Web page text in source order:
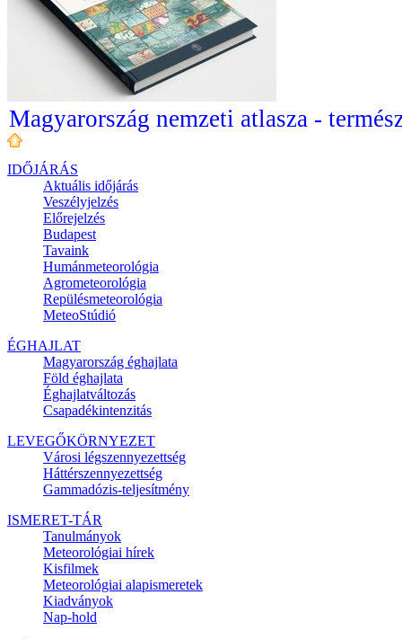
Magyarország nemzeti atlasza -
IDŐJÁRÁS
Aktuális időjárás
Veszélyjelzés
Előrejelzés
Budapest
Tavaink
Humánmeteorológia
Agrometeorológia
Repülésmeteorológia
MeteoStúdió
ÉGHAJLAT
Magyarország éghajlata
Föld éghajlata
Éghajlatváltozás
Csapadékintenzitás
LEVEGŐKÖRNYEZET
Városi légszennyezettség
Háttérszennyezettség
Gammadózis-teljesítmény
ISMERET-TÁR
Tanulmányok
Meteorológiai hírek
Kisfilmek
Meteorológiai alapismeretek
Kiadványok
Nap-hold